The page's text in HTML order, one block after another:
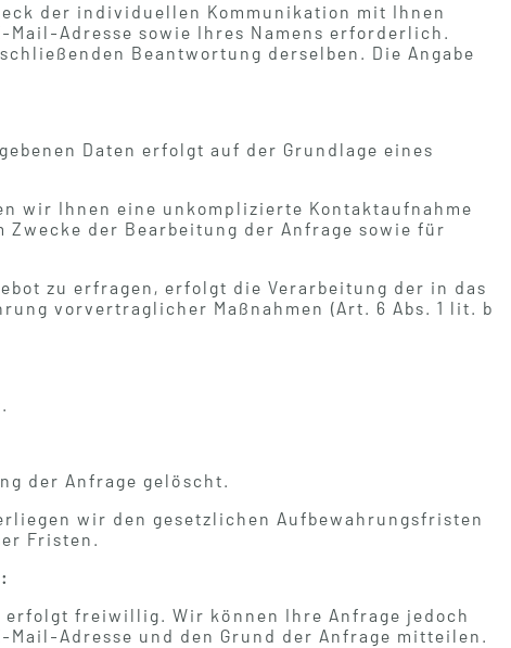
der individuellen Kommunikation mit Ihnen
Adresse sowie Ihres Namens erforderlich.
Beantwortung derselben. Die Angabe
Daten erfolgt auf der Grundlage eines
wir Ihnen eine unkomplizierte Kontaktaufnahme
der Bearbeitung der Anfrage sowie für
zu erfragen, erfolgt die Verarbeitung der in das
vorvertraglicher Maßnahmen (Art. 6 Abs. 1 lit. b
der Anfrage gelöscht.
wir den gesetzlichen Aufbewahrungsfristen
Fristen.
erfolgt freiwillig. Wir können Ihre Anfrage jedoch
Adresse und den Grund der Anfrage mitteilen.